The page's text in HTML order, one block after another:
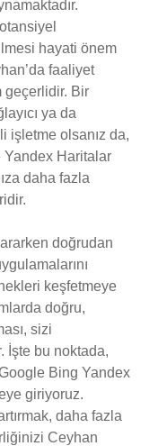
hayati önem
faaliyet
geçerlidir. Bir
ya da
işletme olsanız da,
Haritalar
daha fazla
doğrudan
keşfetmeye
doğru,
sizi
İşte bu noktada,
Bing Yandex
giriyoruz.
daha fazla
Ceyhan